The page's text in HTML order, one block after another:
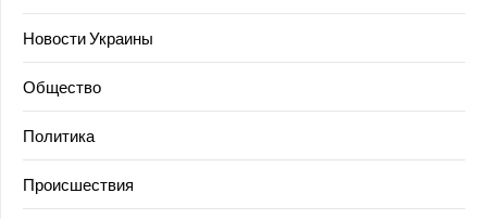
Новости Украины
Общество
Политика
Происшествия